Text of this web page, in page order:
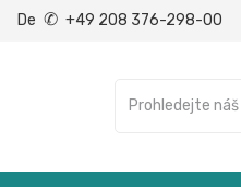
De ✆ +49 208 376-298-00